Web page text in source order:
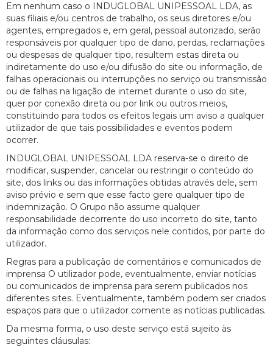
Em nenhum caso o INDUGLOBAL UNIPESSOAL LDA, as
suas filiais e/ou centros de trabalho, os seus diretores e/ou
agentes, empregados e, em geral, pessoal autorizado, serão
responsáveis por qualquer tipo de dano, perdas, reclamações
ou despesas de qualquer tipo, resultem estas direta ou
indiretamente do uso e/ou difusão do site ou informação, de
falhas operacionais ou interrupções no serviço ou transmissão
ou de falhas na ligação de internet durante o uso do site,
quer por conexão direta ou por link ou outros meios,
constituindo para todos os efeitos legais um aviso a qualquer
utilizador de que tais possibilidades e eventos podem
ocorrer.
INDUGLOBAL UNIPESSOAL LDA reserva-se o direito de
modificar, suspender, cancelar ou restringir o conteúdo do
site, dos links ou das informações obtidas através dele, sem
aviso prévio e sem que esse facto gere qualquer tipo de
indemnização. O Grupo não assume qualquer
responsabilidade decorrente do uso incorreto do site, tanto
da informação como dos serviços nele contidos, por parte do
utilizador.
Regras para a publicação de comentários e comunicados de
imprensa O utilizador pode, eventualmente, enviar notícias
ou comunicados de imprensa para serem publicados nos
diferentes sites. Eventualmente, também podem ser criados
espaços para que o utilizador comente as notícias publicadas.
Da mesma forma, o uso deste serviço está sujeito às
seguintes cláusulas: